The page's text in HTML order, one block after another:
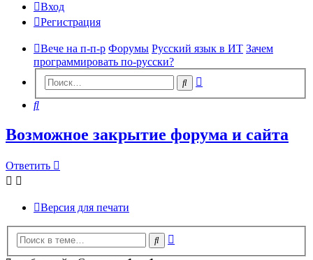
Вход
Регистрация
Вече на п-п-р Форумы Русский язык в ИТ Зачем
программировать по-русски?
Поиск
Поиск
Возможное закрытие форума и сайта
Ответить
Версия для печати
Поиск